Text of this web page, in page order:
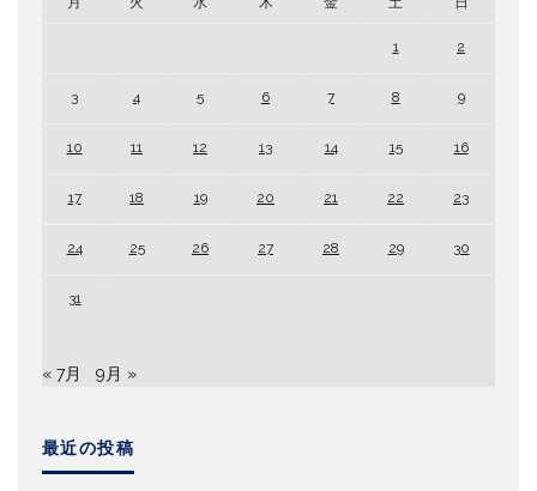
1 2
3 4 5 6 7 8 9
10 11 12 13 14 15 16
17 18 19 20 21 22 23
24 25 26 27 28 29 30
31
« 7月 9月 »
最近の投稿